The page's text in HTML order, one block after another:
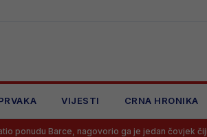
VIJESTI CRNA HRONIKA
nagovorio ga je jedan čovjek čiji se savjet